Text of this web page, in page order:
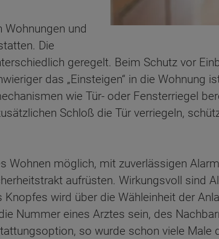
Wohnungen und
Die
geregelt. Beim Schutz vor
das „Einsteigen“ in die Wohnung
wie Tür- oder Fensterriegel
Schloß die Tür verriegeln,
Wohnen möglich, mit zuverlässigen
aufrüsten. Wirkungsvoll sind
wird über die Wähleinheit der
Nummer eines Arztes sein, des
so wurde schon viele Male